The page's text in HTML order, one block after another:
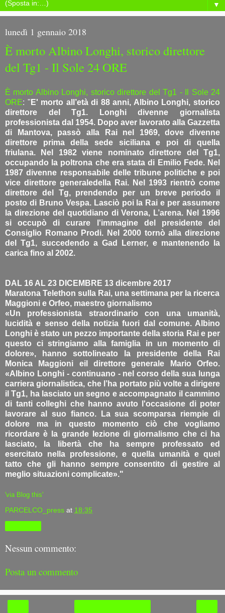
▼
lunedì 1 gennaio 2018
È morto Albino Longhi, storico direttore
del Tg1 - Il Sole 24 ORE
È morto Albino Longhi, storico direttore del Tg1 - Il Sole 24
ORE: " E' morto all’età di 88 anni, Albino Longhi, storico
direttore del Tg1. Longhi divenne giornalista
professionista dal 1954. Dopo aver lavorato alla Gazzetta
di Mantova, passò alla Rai nel 1969, dove divenne
direttore prima della sede siciliana e poi di quella
friulana. Nel 1982 viene nominato direttore del Tg1,
occupando la poltrona che era stata di Emilio Fede. Nel
1987 divenne responsabile delle tribune politiche e poi
vice direttore generaledella Rai. Nel 1993 rientrò come
direttore del Tg, prendendo per un breve periodo il
posto di Bruno Vespa. Lasciò poi la Rai e per assumere
la direzione del quotidiano di Verona, L’arena. Nel 1996
si occupò di curare l'immagine del presidente del
Consiglio Romano Prodi. Nel 2000 tornò alla direzione
del Tg1, succedendo a Gad Lerner, e mantenendo la
carica fino al 2002.
DAL 16 AL 23 DICEMBRE 13 dicembre 2017
Maratona Telethon sulla Rai, una settimana per la ricerca
Maggioni e Orfeo, maestro giornalismo
«Un professionista straordinario con una umanità,
lucidità e senso della notizia fuori dal comune. Albino
Longhi è stato un pezzo importante della storia Rai e per
questo ci stringiamo alla famiglia in un momento di
dolore», hanno sottolineato la presidente della Rai
Monica Maggioni eil direttore generale Mario Orfeo.
«Albino Longhi - continuano - nel corso della sua lunga
carriera giornalistica, che l’ha portato più volte a dirigere
il Tg1, ha lasciato un segno e accompagnato il cammino
di tanti colleghi che hanno avuto l'occasione di poter
lavorare al suo fianco. La sua scomparsa riempie di
dolore ma in questo momento ciò che vogliamo
ricordare è la grande lezione di giornalismo che ci ha
lasciato, la libertà che ha sempre professato ed
esercitato nella professione, e quella umanità e quel
tatto che gli hanno sempre consentito di gestire al
meglio situazioni complicate»."
'via Blog this'
PARCELCO_press at 18:35
Nessun commento:
Posta un commento